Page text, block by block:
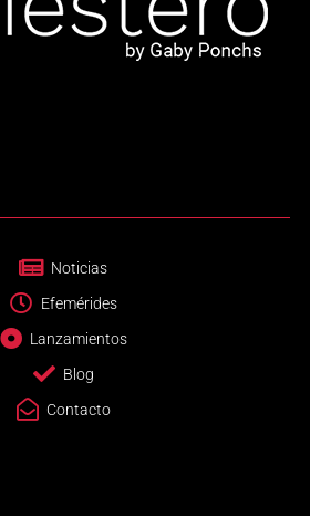
Noticias
Efemérides
Lanzamientos
Blog
Contacto